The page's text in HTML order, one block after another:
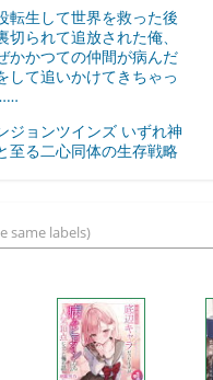
転生して世界を救った後
切られて追放された俺、
かかつての仲間が病んだ
して追いかけてきちゃっ
ジョンツインズ いずれ神
至る二心同体の生存戦略
same labels)